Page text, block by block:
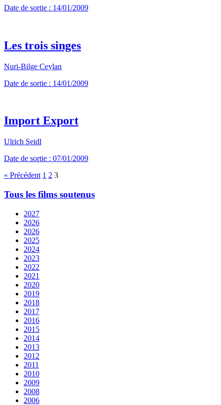
Date de sortie : 14/01/2009
Les trois singes
Nuri-Bilge Ceylan
Date de sortie : 14/01/2009
Import Export
Ulrich Seidl
Date de sortie : 07/01/2009
« Précédent 1 2 3
Tous les films soutenus
2027
2026
2026
2025
2024
2023
2022
2021
2020
2019
2018
2017
2016
2015
2014
2013
2012
2011
2010
2009
2008
2006